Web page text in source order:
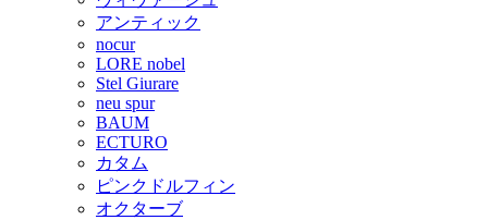
アンティック
nocur
LORE nobel
Stel Giurare
neu spur
BAUM
ECTURO
カタム
ピンクドルフィン
オクターブ